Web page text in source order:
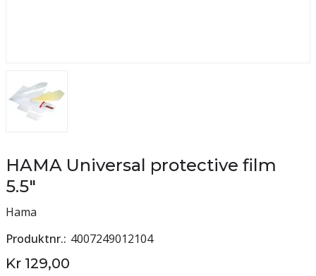
HAMA Universal protective film
5.5"
Hama
Produktnr. 4007249012104
Kr 129,00